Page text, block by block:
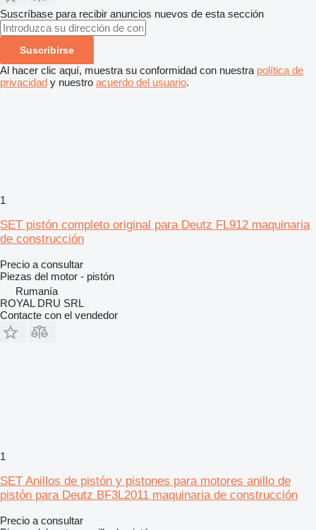
Suscríbase para recibir anuncios nuevos de esta sección
Suscribirse
Al hacer clic aquí, muestra su conformidad con nuestra política de
privacidad y nuestro acuerdo del usuario.
1
SET pistón completo original para Deutz FL912 maquinaria
de construcción
Precio a consultar
Piezas del motor - pistón
Rumanía
ROYAL DRU SRL
Contacte con el vendedor
1
SET Anillos de pistón y pistones para motores anillo de
pistón para Deutz BF3L2011 maquinaria de construcción
Precio a consultar